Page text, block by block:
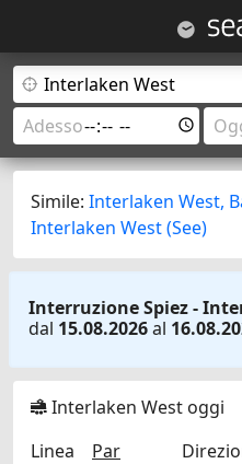
Simile: Interlaken West,
Interlaken West (See)
Interruzione Spiez -
dal 15.08.2026al
Interlaken West oggi
Linea
Par